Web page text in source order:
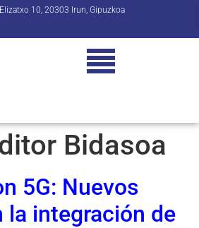
10, 20303 Irun, Gipuzkoa
Bidasoa
5G: Nuevos
la integración de